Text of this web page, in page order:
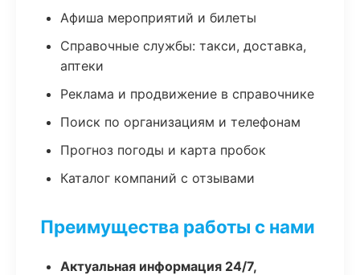
Афиша мероприятий и билеты
Справочные службы: такси, доставка,
аптеки
Реклама и продвижение в справочнике
Поиск по организациям и телефонам
Прогноз погоды и карта пробок
Каталог компаний с отзывами
Преимущества работы с нами
Актуальная информация 24/7,